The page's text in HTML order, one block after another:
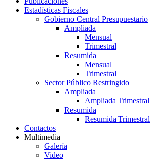
Estadísticas Fiscales
Gobierno Central Presupuestario
Ampliada
Mensual
Trimestral
Resumida
Mensual
Trimestral
Sector Público Restringido
Ampliada
Ampliada Trimestral
Resumida
Resumida Trimestral
Contactos
Multimedia
Galería
Video